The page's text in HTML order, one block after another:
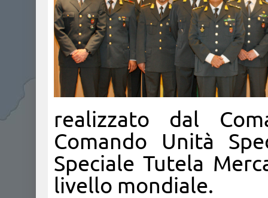
realizzato dal
Comando Unità
Speciale Tutela
livello mondiale.